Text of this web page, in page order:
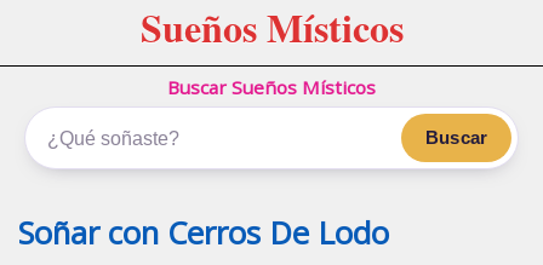
Sueños Místicos
Buscar Sueños Místicos
Buscar
Soñar con Cerros De Lodo